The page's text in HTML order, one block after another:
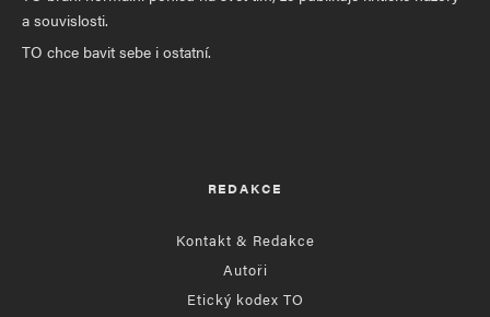
a souvislosti.
TO chce bavit sebe i ostatní.
REDAKCE
Kontakt & Redakce
Autoři
Etický kodex TO